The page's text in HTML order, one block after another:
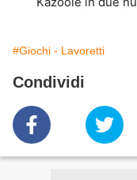
#Giochi - Lavoretti
Condividi